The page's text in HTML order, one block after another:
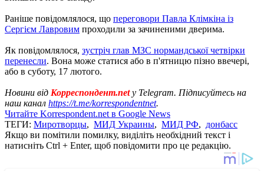
Раніше повідомлялося, що переговори Павла Клімкіна із
Сергієм Лавровим проходили за зачиненими дверима.
Як повідомлялося, зустріч глав МЗС нормандської четвірки
перенесли. Вона може статися або в п'ятницю пізно ввечері,
або в суботу, 17 лютого.
Новини від Корреспондент.netу Telegram. Підписуйтесь на
наш канал https://t.me/korrespondentnet.
Читайте Korrespondent.net в Google News
ТЕГИ: Миротворцы, МИД Украины, МИД РФ, донбасс
Якщо ви помітили помилку, виділіть необхідний текст і
натисніть Ctrl + Enter, щоб повідомити про це редакцію.